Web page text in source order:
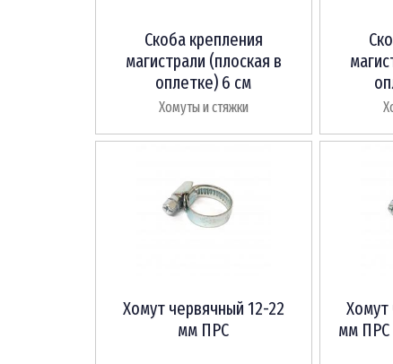
Скоба крепления
магистрали (плоская в
оплетке) 6 см
Хомуты и стяжки
Хомут червячный 12-22
мм ПРС
Хомут
мм ПРС